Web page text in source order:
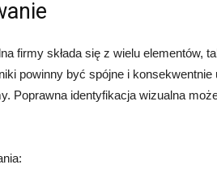
firmy składa się z wielu elementów,
powinny być spójne i
Poprawna identyfikacja wizualna